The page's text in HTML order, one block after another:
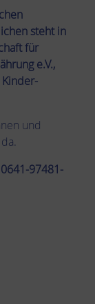
steht in
für
e.V.,
und
97481-